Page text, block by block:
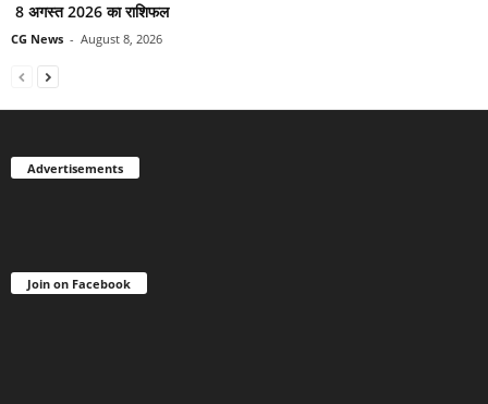
8 अगस्त 2026 का राशिफल
CG News - August 8, 2026
Advertisements
Join on Facebook